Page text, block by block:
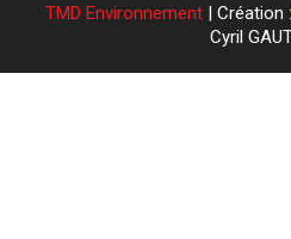
TMD Environnement | Création :
Cyril